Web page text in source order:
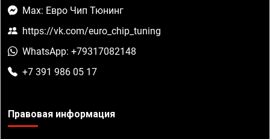
Max: Евро Чип Тюнинг
https://vk.com/euro_chip_tuning
WhatsApp: +79317082148
+7 391 986 05 17
Правовая информация